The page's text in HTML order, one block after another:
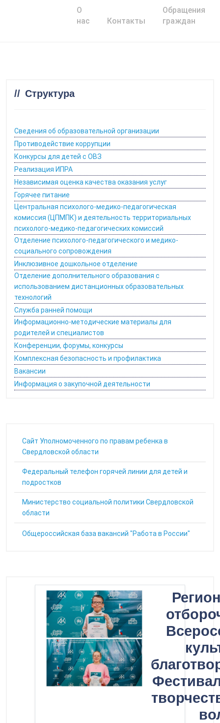
О
нас
Контакты
Обращения
граждан
Структура
Сведения об образовательной организации
Противодействие коррупции
Конкурсы для детей с ОВЗ
Реализация ИПРА
Независимая оценка качества оказания услуг
Горячее питание
Центральная психолого-медико-педагогическая
комиссия (ЦПМПК) и деятельность территориальных
психолого-медико-педагогических комиссий
Отделение психолого-педагогического и медико-
социального сопровождения
Инклюзивное дошкольное отделение
Отделение дополнительного образования с
использованием дистанционных образовательных
технологий
Служба ранней помощи
Информационно-методические материалы для
родителей и специалистов
Конференции, форумы, конкурсы
Комплексная безопасность и профилактика
Вакансии
Информация о закупочной деятельности
Cайт Уполномоченного по правам ребенка в
Свердловской области
Федеральный телефон горячей линии для детей и
подростков
Министерство социальной политики Свердловской
области
Общероссийская база вакансий "Работа в России"